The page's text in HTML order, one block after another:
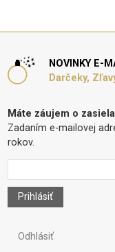
NOVINKY E-
Darčeky,
Máte záujem o
Zadaním e-mailovej
rokov.
Prihlásiť
Odhlásiť